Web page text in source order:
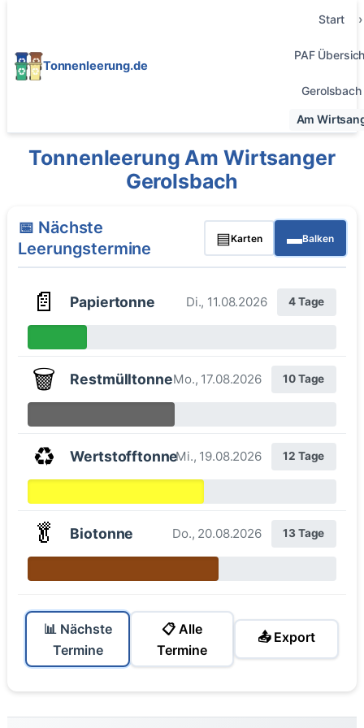
Tonnenleerung.de
Start
PAF
Gerolsbach
Am
Tonnenleerung Am Wirtsanger
Gerolsbach
📅 Nächste
Leerungstermine
▤Karten ▬Balken
📄 Papiertonne Di., 11.08.2026 4 Tage
🗑️ RestmülltonneMo., 17.08.2026 10 Tage
♻️ WertstofftonneMi., 19.08.2026 12 Tage
🥬 Biotonne Do., 20.08.2026 13 Tage
📊 Nächste
Termine
📋 Alle
Termine
📤 Export